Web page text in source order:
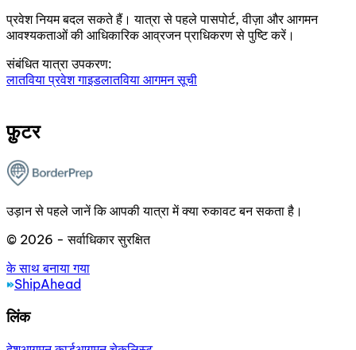
प्रवेश नियम बदल सकते हैं। यात्रा से पहले पासपोर्ट, वीज़ा और आगमन
आवश्यकताओं की आधिकारिक आव्रजन प्राधिकरण से पुष्टि करें।
संबंधित यात्रा उपकरण:
लातविया प्रवेश गाइडलातविया आगमन सूची
फ़ुटर
उड़ान से पहले जानें कि आपकी यात्रा में क्या रुकावट बन सकता है।
© 2026 - सर्वाधिकार सुरक्षित
के साथ बनाया गया
ShipAhead
लिंक